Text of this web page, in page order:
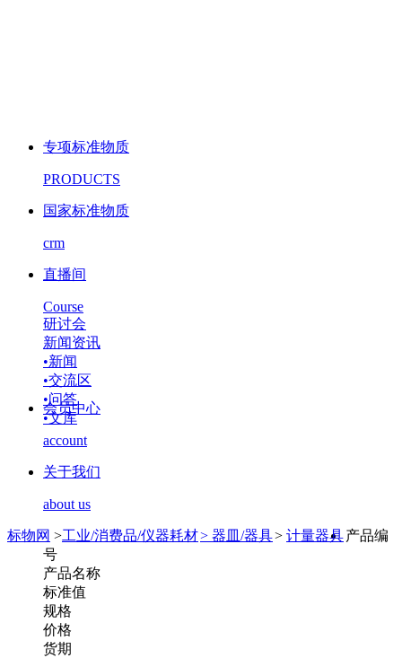
专项标准物质
PRODUCTS
国家标准物质
crm
直播间
Course
研讨会
新闻资讯
•新闻
•交流区
•问答
•文库
会员中心
account
关于我们
about us
标物网 >工业/消费品/仪器耗材> 器皿/器具> 计量器具产品编
号
产品名称
标准值
规格
价格
货期